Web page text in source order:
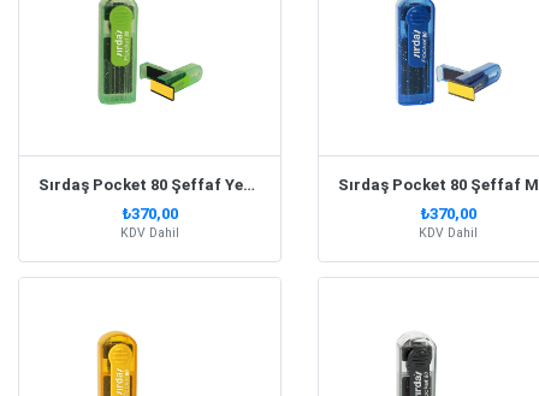
Sırdaş Pocket 80 Şeffaf Yeşil Simli Gövde Cep Kaşesi
₺370,00
KDV Dahil
₺370,00
KDV Dahil